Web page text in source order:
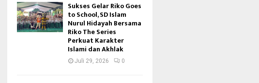
Sukses Gelar Riko Goes
to School, SD Islam
Nurul Hidayah Bersama
Riko The Series
Perkuat Karakter
Islami dan Akhlak
Juli 29, 2026 0